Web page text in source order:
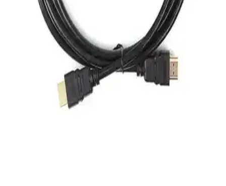
kullanım kolaylığı sağlar ve çeşitli koruma seviyeleri sunar.
Kablo Tamiri İçin Isı Shrink Boru Setleri: Güvenilir
ve Etkili Çözüm Alternatifleri
Elektrik ve elektronik altyapılarında kablo onarımı için ısı shrink
boru setleri, pratik ve güvenilir izolasyon çözümleri sunar. Farklı
boyut ve özellikleriyle, sistemlerin dayanıklılığını artırır ve bakım
maliyetlerini düşürür.
PCB'ye Doğrudan Bağlantı Sağlayan Board-in